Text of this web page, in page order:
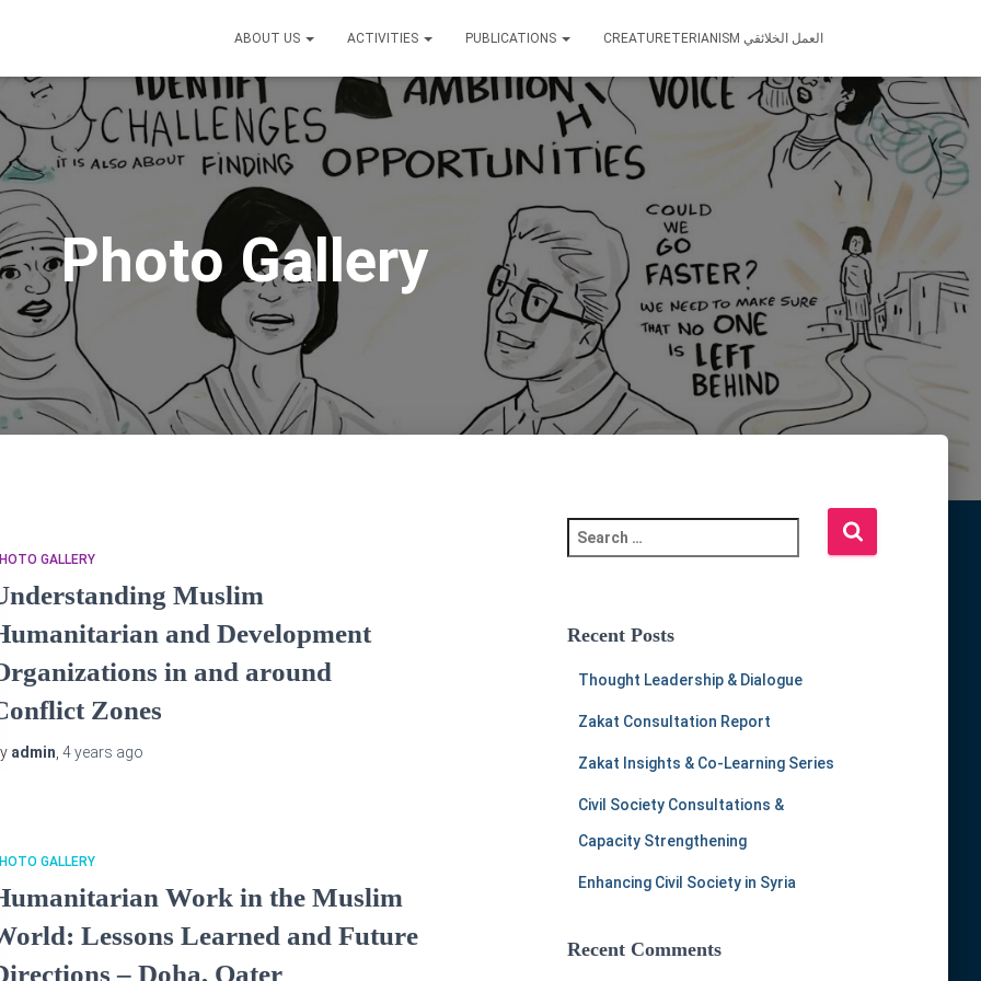
ABOUT US ACTIVITIES PUBLICATIONS CREATURETERIANISM العمل الخلائقي
Photo Gallery
GALLERY
Muslim
and Development
in and around
Zones
admin ,4 years ago
GALLERY
Work in the Muslim
Lessons Learned and Future
– Doha, Qater
e
c
Recent Posts
Thought Leadership & Dialogue
Zakat Consultation Report
Zakat Insights & Co-Learning Series
Civil Society Consultations &
Capacity Strengthening
Enhancing Civil Society in Syria
Recent Comments